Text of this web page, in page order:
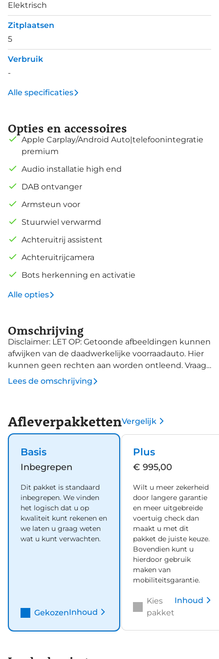
Elektrisch
Zitplaatsen
5
Verbruik
-
Alle specificaties
Opties en accessoires
Apple Carplay/Android Auto|telefoonintegratie
premium
Audio installatie high end
DAB ontvanger
Armsteun voor
Stuurwiel verwarmd
Achteruitrij assistent
Achteruitrijcamera
Bots herkenning en activatie
Alle opties
Omschrijving
Disclaimer: LET OP: Getoonde afbeeldingen kunnen
afwijken van de daadwerkelijke voorraadauto. Hier
kunnen geen rechten aan worden ontleend. Vraag
onze verkoopadviseurs naar specificaties van deze
Lees de omschrijving
AfleverpakkettenVergelijk
Basis
Inbegrepen
Dit pakket is standaard
inbegrepen. We vinden
het logisch dat u op
kwaliteit kunt rekenen en
we laten u graag weten
wat u kunt verwachten.
GekozenInhoud
Plus
€ 995,00
Wilt u meer zekerheid
door langere garantie
en meer uitgebreide
voertuig check dan
maakt u met dit
pakket de juiste keuze.
Bovendien kunt u
hierdoor gebruik
maken van
mobiliteitsgarantie.
Kies
pakket
Inhoud